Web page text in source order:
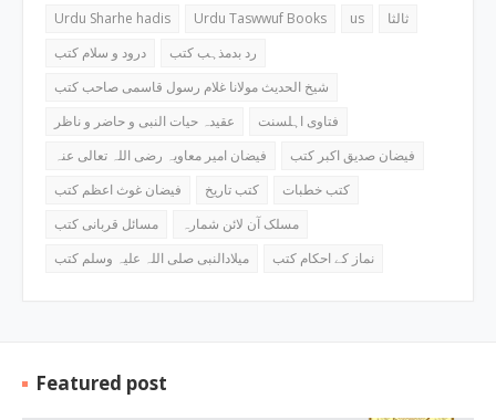
Urdu Sharhe hadis
Urdu Taswwuf Books us
ثالثا
درود و سلام کتب
رد بدمذہب کتب
شیخ الحدیث مولانا غلام رسول قاسمی صاحب کتب
عقیدہ حیات النبی و حاضر و ناظر
فتاوی اہلسنت
فیضان امیر معاویہ رضی اللہ تعالی عنہ
فیضان صدیق اکبر کتب
فیضان غوث اعظم کتب
کتب تاریخ
کتب خطبات
مسائل قربانی کتب
مسلک آن لائن شمارہ
میلادالنبی صلی اللہ علیہ وسلم کتب
نماز کے احکام کتب
Featured post